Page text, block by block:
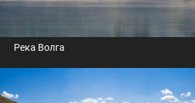
Река Волга